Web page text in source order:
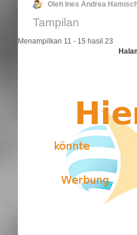
Oleh Ines Andrea
Tampilan
Menampilkan 11 - 15 hasil 23